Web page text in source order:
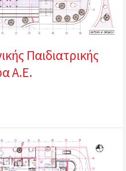
Παιδιατρικής
Α.Ε.